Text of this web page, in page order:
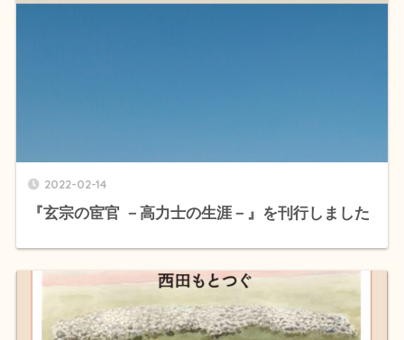
2022-02-14
『玄宗の宦官 －高力士の生涯－』を刊行しました